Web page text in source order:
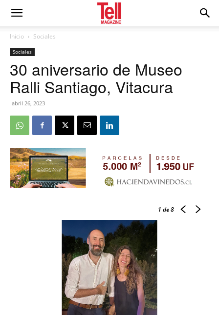
Inicio Sociales
Sociales
30 aniversario de Museo
Ralli Santiago, Vitacura
abril 26, 2023
1 de 8